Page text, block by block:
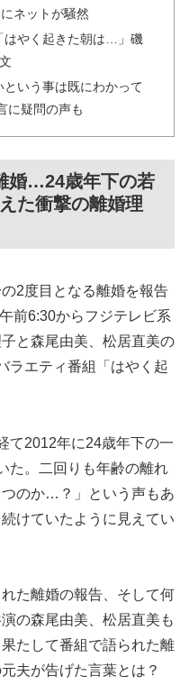
ネットが騒然
はやく起きた朝は…」磯
いう事は既にわかって
に疑問の声も
婚…24歳年下の若
た衝撃の離婚理
2度目となる離婚を報告
前6:30からフジテレビ系
と森尾由美、松居直美の
ラエティ番組「はやく起
て2012年に24歳年下の一
た。二回りも年齢の離れ
のか…？」という声もあ
けていたように見えてい
た離婚の報告、そして何
の森尾由美、松居直美も
たして番組で語られた離
夫が告げた言葉とは？